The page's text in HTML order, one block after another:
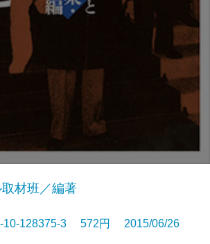
材班／編著
10-128375-3 572円 2015/06/26